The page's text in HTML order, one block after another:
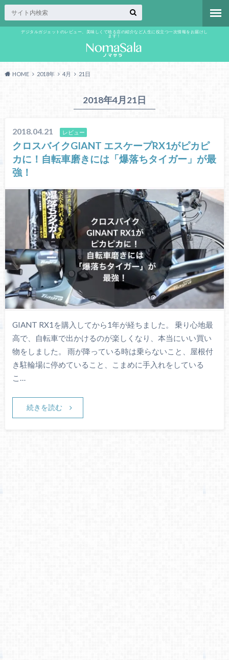
デジタルガジェットのレビュー、美味しくて唸る店の紹介など人生に役立つ一次情報をお届けし
ます！
HOME 2018年 4月 21日
2018年4月21日
2018.04.21 レビュー
クロスバイクGIANT エスケープRX1がピカピ
カに！自転車磨きには「爆落ちタイガー」が最
強！
GIANT RX1を購入してから1年が経ちました。 乗り心地最
高で、自転車で出かけるのが楽しくなり、本当にいい買い
物をしました。 雨が降っている時は乗らないこと、屋根付
き駐輪場に停めていること、こまめに手入れをしている
こ…
続きを読む